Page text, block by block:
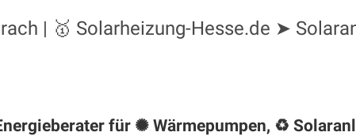
| 🥇 Solarheizung-Hesse.de ➤
für ✺ Wärmepumpen, ♻